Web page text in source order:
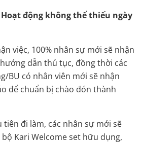
động không thể thiếu ngày
việc, 100% nhân sự mới sẽ nhận
dẫn thủ tục, đồng thời các
BU có nhân viên mới sẽ nhận
để chuẩn bị chào đón thành
tiên đi làm, các nhân sự mới sẽ
Kari Welcome set hữu dụng,